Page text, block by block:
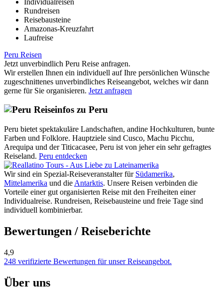
Rundreisen
Reisebausteine
Amazonas-Kreuzfahrt
Laufreise
Peru Reisen
Jetzt unverbindlich Peru Reise anfragen.
Wir erstellen Ihnen ein individuell auf Ihre persönlichen Wünsche
zugeschnittenes unverbindliches Reiseangebot, welches wir dann
gerne für Sie organisieren. Jetzt anfragen
Reiseinfos zu Peru
Peru bietet spektakuläre Landschaften, andine Hochkulturen, bunte
Farben und Folklore. Hauptziele sind Cusco, Machu Picchu,
Arequipa und der Titicacasee, Peru ist von jeher ein sehr gefragtes
Reiseland. Peru entdecken
Wir sind ein Spezial-Reiseveranstalter für Südamerika,
Mittelamerika und die Antarktis. Unsere Reisen verbinden die
Vorteile einer gut organisierten Reise mit den Freiheiten einer
Individualreise. Rundreisen, Reisebausteine und freie Tage sind
individuell kombinierbar.
Bewertungen / Reiseberichte
4,9
248 verifizierte Bewertungen für unser Reiseangebot.
Über uns